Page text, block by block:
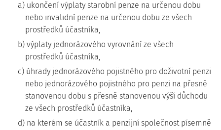
a) ukončení výplaty starobní penze na určenou dobu
nebo invalidní penze na určenou dobu ze všech
prostředků účastníka,
b) výplaty jednorázového vyrovnání ze všech
prostředků účastníka,
c) úhrady jednorázového pojistného pro doživotní penzi
nebo jednorázového pojistného pro penzi na přesně
stanovenou dobu s přesně stanovenou výší důchodu
ze všech prostředků účastníka,
d) na kterém se účastník a penzijní společnost písemně